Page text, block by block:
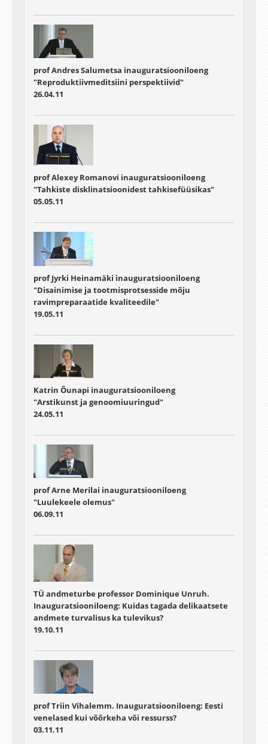
prof Andres Salumetsa inauguratsiooniloeng
"Reproduktiivmeditsiini perspektiivid"
26.04.11
prof Alexey Romanovi inauguratsiooniloeng
"Tahkiste disklinatsioonidest tahkisefüüsikas"
05.05.11
prof Jyrki Heinamäki inauguratsiooniloeng
"Disainimise ja tootmisprotsesside mõju
ravimpreparaatide kvaliteedile"
19.05.11
Katrin Õunapi inauguratsiooniloeng
"Arstikunst ja genoomiuuringud"
24.05.11
prof Arne Merilai inauguratsiooniloeng
"Luulekeele olemus"
06.09.11
TÜ andmeturbe professor Dominique Unruh.
Inauguratsiooniloeng: Kuidas tagada delikaatsete
andmete turvalisus ka tulevikus?
19.10.11
prof Triin Vihalemm. Inauguratsiooniloeng: Eesti
venelased kui võõrkeha või ressurss?
03.11.11